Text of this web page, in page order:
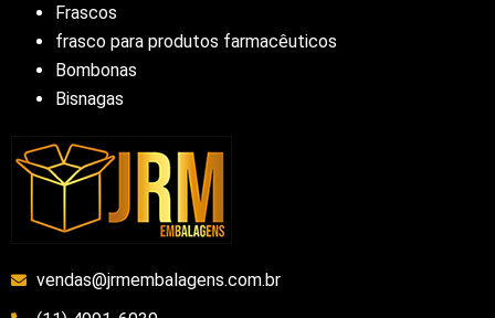
Frascos
frasco para produtos farmacêuticos
Bombonas
Bisnagas
vendas@jrmembalagens.com.br